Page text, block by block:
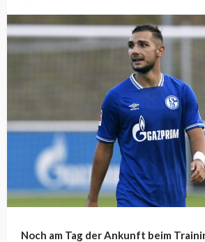
Noch am Tag der Ankunft beim